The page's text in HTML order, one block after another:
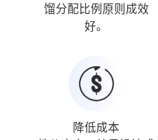
馏分配比例原则成效
好。
降低成本